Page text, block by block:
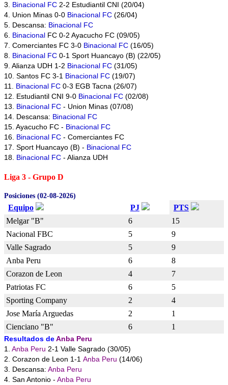
3. Binacional FC 2-2 Estudiantil CNI (20/04)
4. Union Minas 0-0 Binacional FC (26/04)
5. Descansa: Binacional FC
6. Binacional FC 0-2 Ayacucho FC (09/05)
7. Comerciantes FC 3-0 Binacional FC (16/05)
8. Binacional FC 0-1 Sport Huancayo (B) (22/05)
9. Alianza UDH 1-2 Binacional FC (31/05)
10. Santos FC 3-1 Binacional FC (19/07)
11. Binacional FC 0-3 EGB Tacna (26/07)
12. Estudiantil CNI 9-0 Binacional FC (02/08)
13. Binacional FC - Union Minas (07/08)
14. Descansa: Binacional FC
15. Ayacucho FC - Binacional FC
16. Binacional FC - Comerciantes FC
17. Sport Huancayo (B) - Binacional FC
18. Binacional FC - Alianza UDH
Liga 3 - Grupo D
Posiciones (02-08-2026)
Equipo PJ
PTS
Melgar "B"
6
15
Nacional FBC
5
9
Valle Sagrado
5
9
Anba Peru
6
8
Corazon de Leon
4
7
Patriotas FC
6
5
Sporting Company
2
4
Jose María Arguedas
2
1
Cienciano "B"
6 1
Resultados deAnba Peru
1. Anba Peru 2-1 Valle Sagrado (30/05)
2. Corazon de Leon 1-1 Anba Peru (14/06)
3. Descansa: Anba Peru
4. San Antonio - Anba Peru